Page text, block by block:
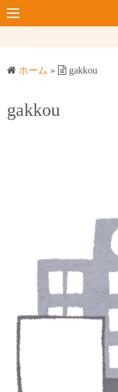
コ
ン
ス
ホーム » gakkou
gakkou